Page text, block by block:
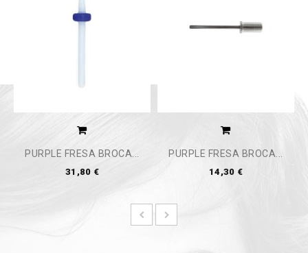
PURPLE FRESA BROCA...
31,80 €
PURPLE FRESA BROCA...
14,30 €